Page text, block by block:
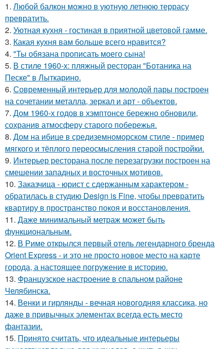
1. Любой балкон можно в уютную летнюю террасу
превратить.
2. Уютная кухня - гостиная в приятной цветовой гамме.
3. Какая кухня вам больше всего нравится?
4. "Ты обязана прописать моего сына!
5. В стиле 1960-х: пляжный ресторан "Ботаника на
Песке" в Лыткарино.
6. Современный интерьер для молодой пары построен
на сочетании металла, зеркал и арт - объектов.
7. Дом 1960-х годов в хэмптонсе бережно обновили,
сохранив атмосферу старого побережья.
8. Дом на ибице в средиземноморском стиле - пример
мягкого и тёплого переосмысления старой постройки.
9. Интерьер ресторана после перезагрузки построен на
смешении западных и восточных мотивов.
10. Заказчица - юрист с сдержанным характером -
обратилась в студию Design is Fine, чтобы превратить
квартиру в пространство покоя и восстановления.
11. Даже минимальный метраж может быть
функциональным.
12. В Риме открылся первый отель легендарного бренда
Orient Express - и это не просто новое место на карте
города, а настоящее погружение в историю.
13. Французское настроение в спальном районе
Челябинска.
14. Венки и гирлянды - вечная новогодняя классика, но
даже в привычных элементах всегда есть место
фантазии.
15. Принято считать, что идеальные интерьеры